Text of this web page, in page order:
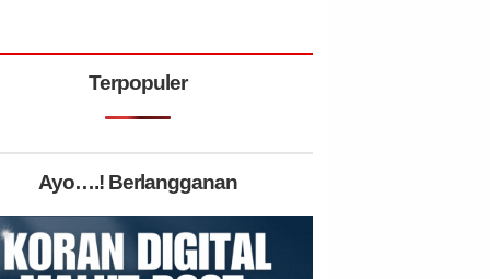
Terpopuler
Ayo….! Berlangganan